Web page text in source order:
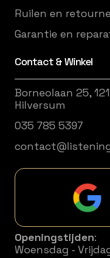
Ruilen en
Garantie en
Contact & Winkel
Borneolaan 25,
Hilversum
035 785 5397
Openingstijden:
Woensdag -